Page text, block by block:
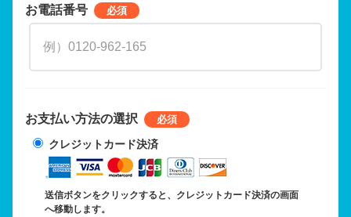
お電話番号
お支払い方法の選択
クレジットカード決済
送信ボタンをクリックすると、クレジットカード決済の画面
へ移動します。